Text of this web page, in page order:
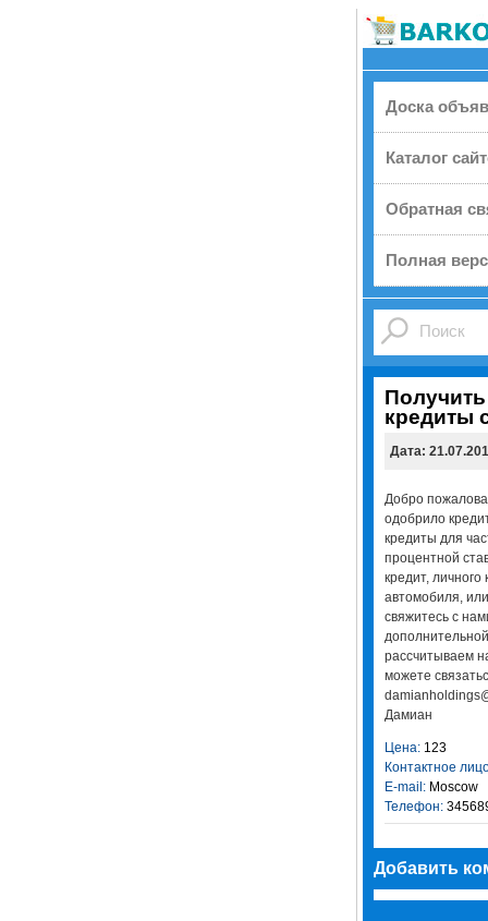
Доска
Каталог
Обратная
Полная
кредиты
Дата:
Добро
одобрило
кредиты для
процентной
кредит, личного
автомобиля,
свяжитесь с
рассчитываем
можете
Дамиан
Цена:123
Контактное
E-mail:Moscow
Телефон:
Добавить